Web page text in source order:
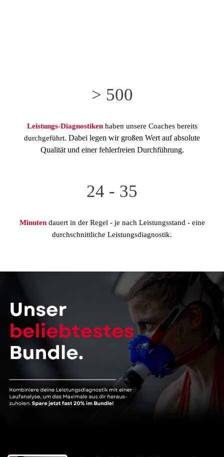
> 500
Leistungs-Diagnostikenhaben unsere Coaches bereits
durchgeführt. Dabei legen wir großen Wert auf absolute
Qualität und einer fehlerfreien Durchführung.
24 - 35
Minutendauert in der Regel - je nach Leistungsstand - eine
durchschnittliche Leistungsdiagnostik.